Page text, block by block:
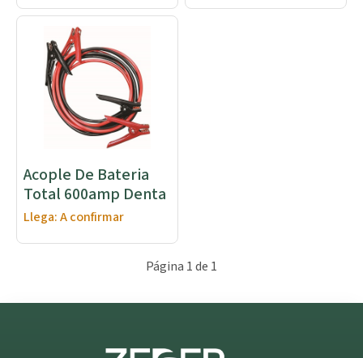
Acople De Bateria
Total 600amp Denta
Llega: A confirmar
Página 1 de 1